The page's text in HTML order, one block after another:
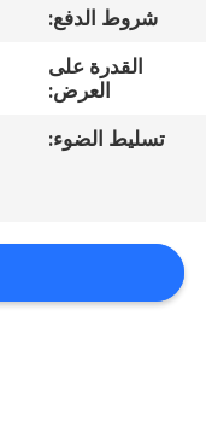
اتصل
حالات
شروط الدفع:
القدرة على
العرض:
تسليط الضوء: